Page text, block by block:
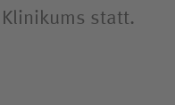
statt.